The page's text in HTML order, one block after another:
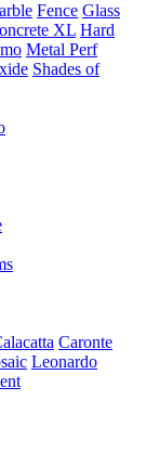
Fence Glass
XL Hard
Metal Perf
Shades of
Caronte
Leonardo